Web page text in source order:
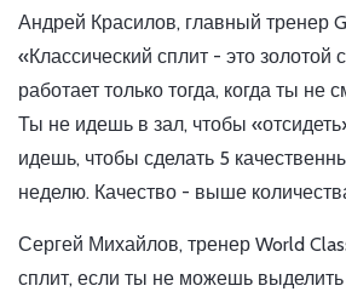
Андрей Красилов, главный тренер
«Классический сплит - это золотой
работает только тогда, когда ты не
Ты не идешь в зал, чтобы
идешь, чтобы сделать 5
неделю. Качество - выше
Сергей Михайлов, тренер World
сплит, если ты не можешь